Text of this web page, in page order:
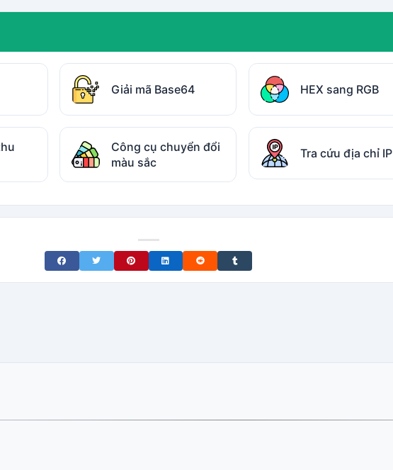
Giải mã Base64 HEX sang RGB
Công cụ chuyển đổi
màu sắc
Tra cứu địa chỉ IP
Share on Facebook
Share on TwitterShare on Pinterest
Share on LinkedIn
Share on RedditShare on Tumblr